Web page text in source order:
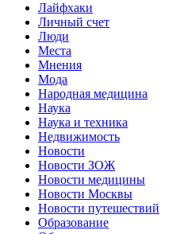
Лайфхаки
Личный счет
Люди
Места
Мнения
Мода
Народная медицина
Наука
Наука и техника
Недвижимость
Новости
Новости ЗОЖ
Новости медицины
Новости Москвы
Новости путешествий
Образование